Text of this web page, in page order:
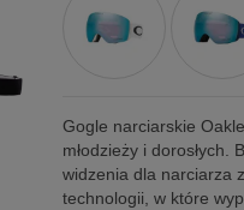
Gogle narciarskie
młodzieży i
widzenia dla narciarza
technologii, w które